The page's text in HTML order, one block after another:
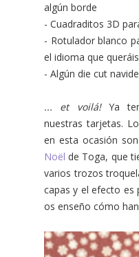
algún borde
- Cuadraditos 3D
- Rotulador blanco
el idioma que queráis
- Algún die cut
... et voilá! Ya
nuestras tarjetas.
en esta ocasión
Noël de Toga, que
varios trozos
capas y el efecto es
os enseño cómo